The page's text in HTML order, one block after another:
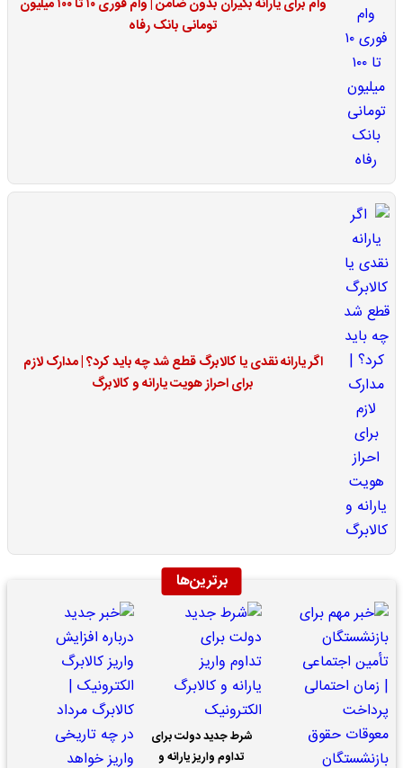
تومانی بانک رفاه
اگر یارانه نقدی یا کالابرگ قطع شد چه باید کرد؟ | مدارک لازم
برای احراز هویت یارانه و کالابرگ
برترین‌ها
شرط جدید دولت برای
تداوم واریز یارانه و